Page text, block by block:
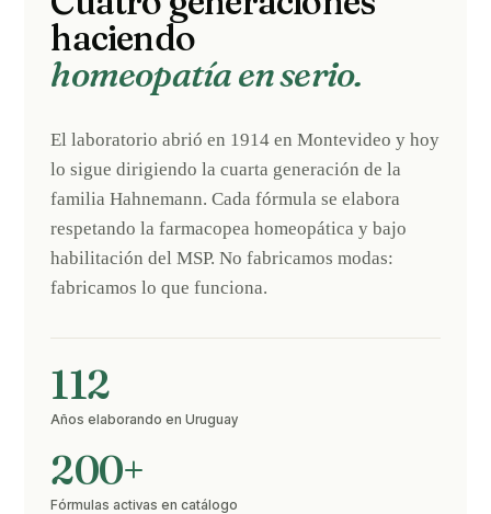
haciendo
homeopatía en serio.
El laboratorio abrió en 1914 en Montevideo y hoy
lo sigue dirigiendo la cuarta generación de la
familia Hahnemann. Cada fórmula se elabora
respetando la farmacopea homeopática y bajo
habilitación del MSP. No fabricamos modas:
fabricamos lo que funciona.
112
Años elaborando en Uruguay
200+
Fórmulas activas en catálogo